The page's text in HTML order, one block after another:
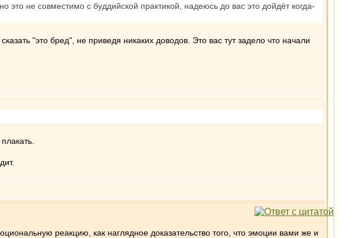
не совместимо с буддийской практикой, надеюсь до вас это дойдёт когда-
"это бред", не приведя никаких доводов. Это вас тут задело что начали
реакцию, как наглядное доказательство того, что эмоции вами же и